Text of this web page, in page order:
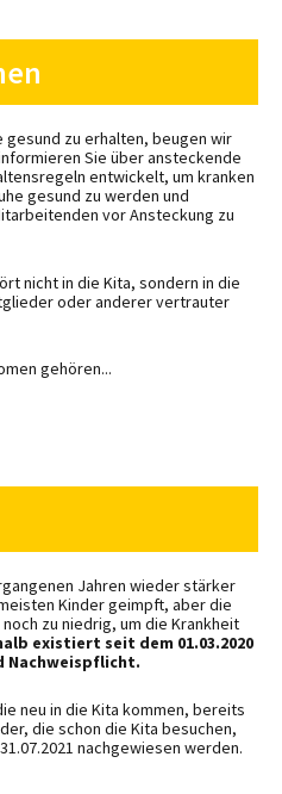
gesund zu erhalten, beugen wir
Sie über ansteckende
entwickelt, um kranken
gesund zu werden und
vor Ansteckung zu
nicht in die Kita, sondern in die
oder anderer vertrauter
gehören...
Jahren wieder stärker
Kinder geimpft, aber die
zu niedrig, um die Krankheit
existiert seit dem 01.03.2020
Nachweispflicht.
neu in die Kita kommen, bereits
die schon die Kita besuchen,
nachgewiesen werden.